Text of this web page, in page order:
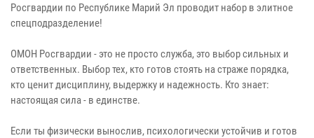
Росгвардии по Республике Марий Эл проводит набор в элитное
спецподразделение!
ОМОН Росгвардии - это не просто служба, это выбор сильных и
ответственных. Выбор тех, кто готов стоять на страже порядка,
кто ценит дисциплину, выдержку и надежность. Кто знает:
настоящая сила - в единстве.
Если ты физически вынослив, психологически устойчив и готов